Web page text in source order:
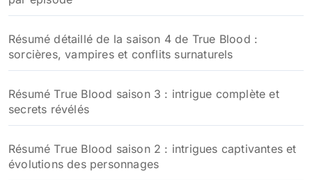
Résumé détaillé de la saison 4 de True Blood :
sorcières, vampires et conflits surnaturels
Résumé True Blood saison 3 : intrigue complète et
secrets révélés
Résumé True Blood saison 2 : intrigues captivantes et
évolutions des personnages